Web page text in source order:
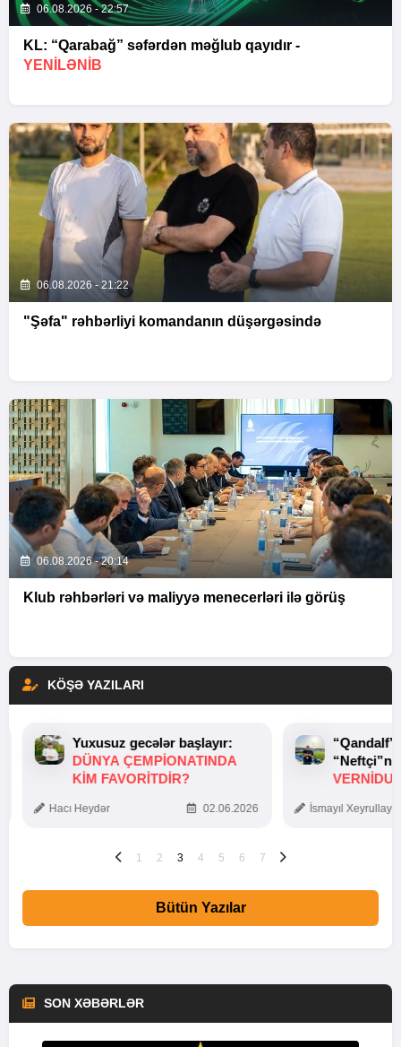
06.08.2026 - 22:57
KL: “Qarabağ” səfərdən məğlub qayıdır -
YENİLƏNİB
06.08.2026 - 21:22
"Şəfa" rəhbərliyi komandanın düşərgəsində
06.08.2026 - 20:14
Klub rəhbərləri və maliyyə menecerləri ilə görüş
KÖŞƏ YAZILARI
Yuxusuz gecələr başlayır:
DÜNYA ÇEMPIONATINDA
KIM FAVORITDIR?
Hacı Heydər 02.06.2026 İsmayıl
1 2 3 4 5 6 7
Bütün Yazılar
SON XƏBƏRLƏR